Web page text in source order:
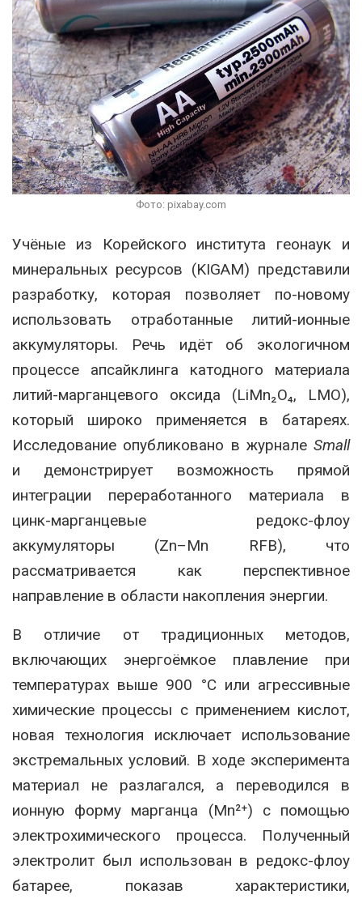
Фото: pixabay.com
Учёные из Корейского института геонаук и
минеральных ресурсов (KIGAM) представили
разработку, которая позволяет по-новому
использовать отработанные литий-ионные
аккумуляторы. Речь идёт об экологичном
процессе апсайклинга катодного материала
литий-марганцевого оксида (LiMn₂O₄, LMO),
который широко применяется в батареях.
Исследование опубликовано в журнале Small
и демонстрирует возможность прямой
интеграции переработанного материала в
цинк-марганцевые редокс-флоу
аккумуляторы (Zn–Mn RFB), что
рассматривается как перспективное
направление в области накопления энергии.
В отличие от традиционных методов,
включающих энергоёмкое плавление при
температурах выше 900 °C или агрессивные
химические процессы с применением кислот,
новая технология исключает использование
экстремальных условий. В ходе эксперимента
материал не разлагался, а переводился в
ионную форму марганца (Mn²⁺) с помощью
электрохимического процесса. Полученный
электролит был использован в редокс-флоу
батарее, показав характеристики,